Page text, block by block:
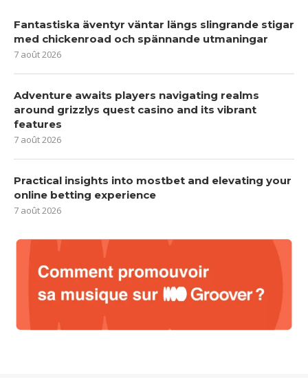
Fantastiska äventyr väntar längs slingrande stigar
med chickenroad och spännande utmaningar
7 août 2026
Adventure awaits players navigating realms
around grizzlys quest casino and its vibrant
features
7 août 2026
Practical insights into mostbet and elevating your
online betting experience
7 août 2026